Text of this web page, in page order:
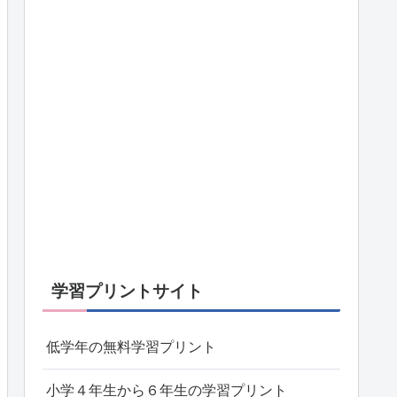
学習プリントサイト
低学年の無料学習プリント
小学４年生から６年生の学習プリント